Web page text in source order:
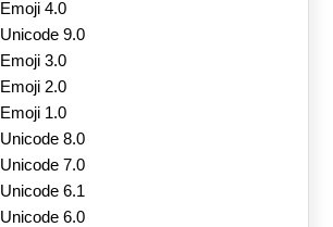
Emoji 4.0
Unicode 9.0
Emoji 3.0
Emoji 2.0
Emoji 1.0
Unicode 8.0
Unicode 7.0
Unicode 6.1
Unicode 6.0